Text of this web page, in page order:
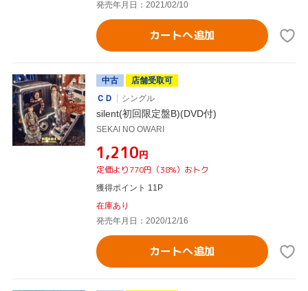
発売年月日：2021/02/10
カートへ追加
中古
店舗受取可
ＣＤ
シングル
silent(初回限定盤B)(DVD付)
SEKAI NO OWARI
¥1,210円
定価より770円（38%）おトク
獲得ポイント 11P
在庫あり
発売年月日：2020/12/16
カートへ追加